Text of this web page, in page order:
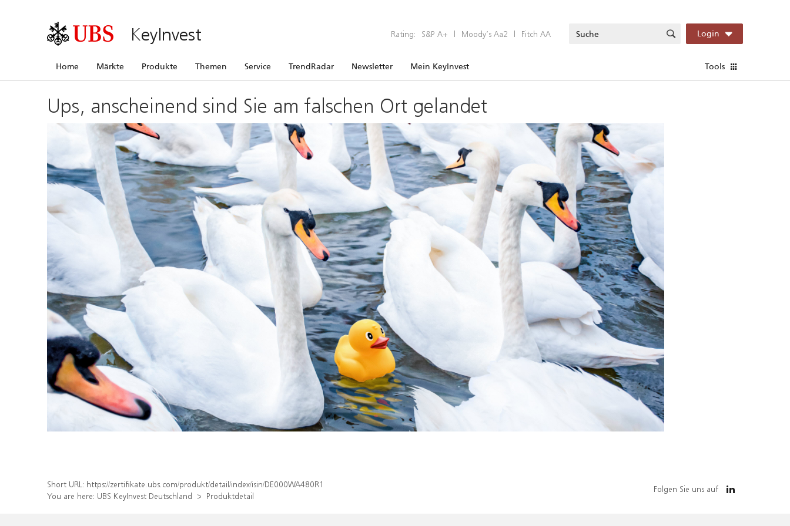
KeyInvest Rating: S&P A+ | Moody’s Aa2 | Fitch AA Login
Home Märkte Produkte Themen Service TrendRadar Newsletter Mein KeyInvest Tools
Ups, anscheinend sind Sie am falschen Ort gelandet
Short URL: https://zertifikate.ubs.com/produkt/detail/index/isin/DE000WA480R1
You are here: UBS KeyInvest Deutschland Produktdetail
Folgen Sie uns auf